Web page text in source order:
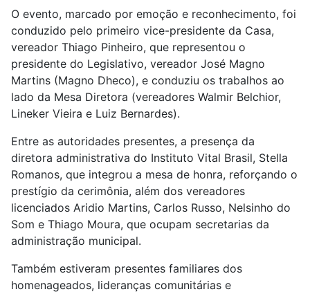
O evento, marcado por emoção e reconhecimento, foi
conduzido pelo primeiro vice-presidente da Casa,
vereador Thiago Pinheiro, que representou o
presidente do Legislativo, vereador José Magno
Martins (Magno Dheco), e conduziu os trabalhos ao
lado da Mesa Diretora (vereadores Walmir Belchior,
Lineker Vieira e Luiz Bernardes).
Entre as autoridades presentes, a presença da
diretora administrativa do Instituto Vital Brasil, Stella
Romanos, que integrou a mesa de honra, reforçando o
prestígio da cerimônia, além dos vereadores
licenciados Aridio Martins, Carlos Russo, Nelsinho do
Som e Thiago Moura, que ocupam secretarias da
administração municipal.
Também estiveram presentes familiares dos
homenageados, lideranças comunitárias e